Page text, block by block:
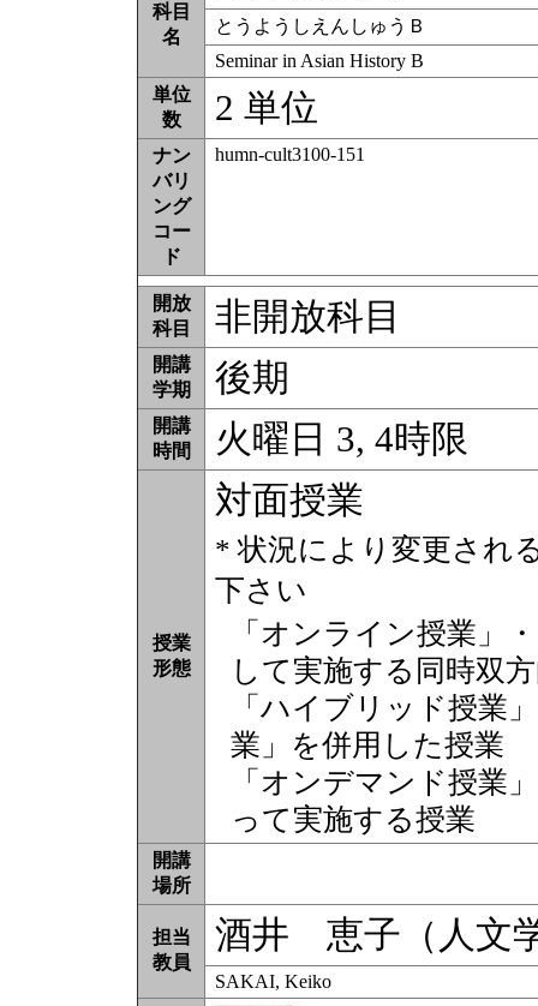
科目
名
とうようしえんしゅうＢ
Seminar in Asian History B
単位
数
2 単位
ナン
バリ
ング
コー
ド
humn-cult3100-151
開放
科目
非開放科目
開講
学期
後期
開講
時間
火曜日 3, 4時限
授業
形態
対面授業
* 状況により変更され
下さい
「オンライン授業」
して実施する同時双
「ハイブリッド授業
業」を併用した授業
「オンデマンド授業
って実施する授業
開講
場所
担当
教員
酒井 恵子（人文
SAKAI, Keiko